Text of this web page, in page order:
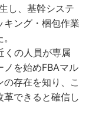
し、基幹システ
キング・梱包作業
くの人員が専属
ノを始めFBAマル
存在を知り、こ
できると確信し